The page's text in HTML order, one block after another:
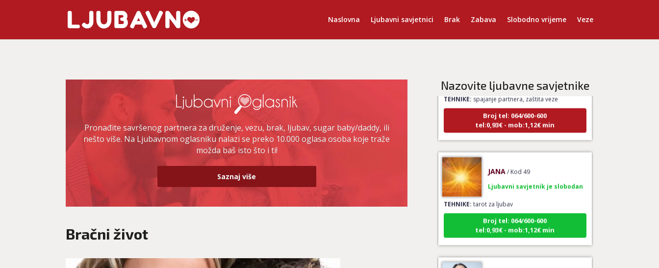
Naslovna Ljubavni savjetnici Brak Zabava Slobodno vrijeme Veze
Pronađite savršenog partnera za druženje, vezu, brak, ljubav, sugar baby/daddy, ili
nešto više. Na Ljubavnom oglasniku nalazi se preko 10.000 oglasa osoba koje traže
možda baš isto što i ti!
Saznaj više
Bračni život
Nazovite ljubavne savjetnike
TEHNIKE:spajanje partnera, zaštita veze
Broj tel: 064/600-600
tel:0,93€ - mob:1,12€ min
TEHNIKE:tarot za ljubav
Broj tel: 064/600-600
tel:0,93€ - mob:1,12€ min